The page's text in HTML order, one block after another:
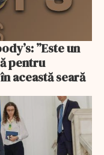
”Este un
pentru
această seară